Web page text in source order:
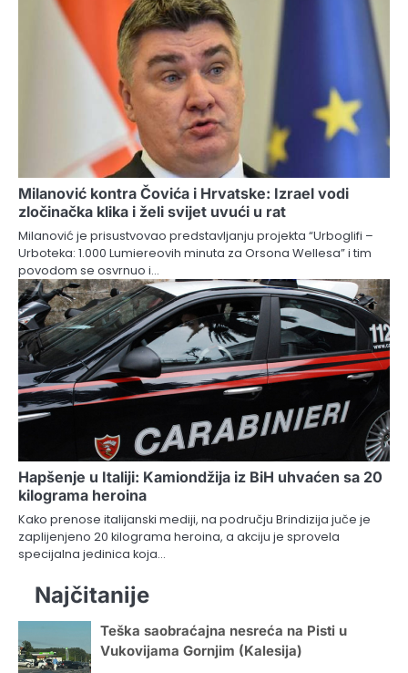
Milanović kontra Čovića i Hrvatske: Izrael vodi
zločinačka klika i želi svijet uvući u rat
Milanović je prisustvovao predstavljanju projekta “Urboglifi –
Urboteka: 1.000 Lumiereovih minuta za Orsona Wellesa” i tim
povodom se osvrnuo i…
Hapšenje u Italiji: Kamiondžija iz BiH uhvaćen sa 20
kilograma heroina
Kako prenose italijanski mediji, na području Brindizija juče je
zaplijenjeno 20 kilograma heroina, a akciju je sprovela
specijalna jedinica koja…
Najčitanije
Teška saobraćajna nesreća na Pisti u
Vukovijama Gornjim (Kalesija)